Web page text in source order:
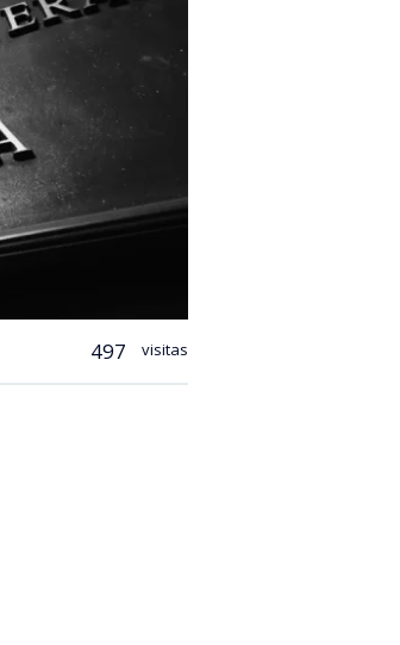
497 visitas